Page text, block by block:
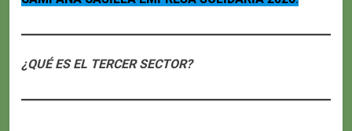
¿QUÉ ES EL TERCER SECTOR?